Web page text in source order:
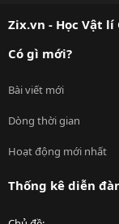
Zix.vn - Học Vật
Có gì mới?
Bài viết mới
Dòng thời gian
Hoạt động mới nhất
Thống kê diễn